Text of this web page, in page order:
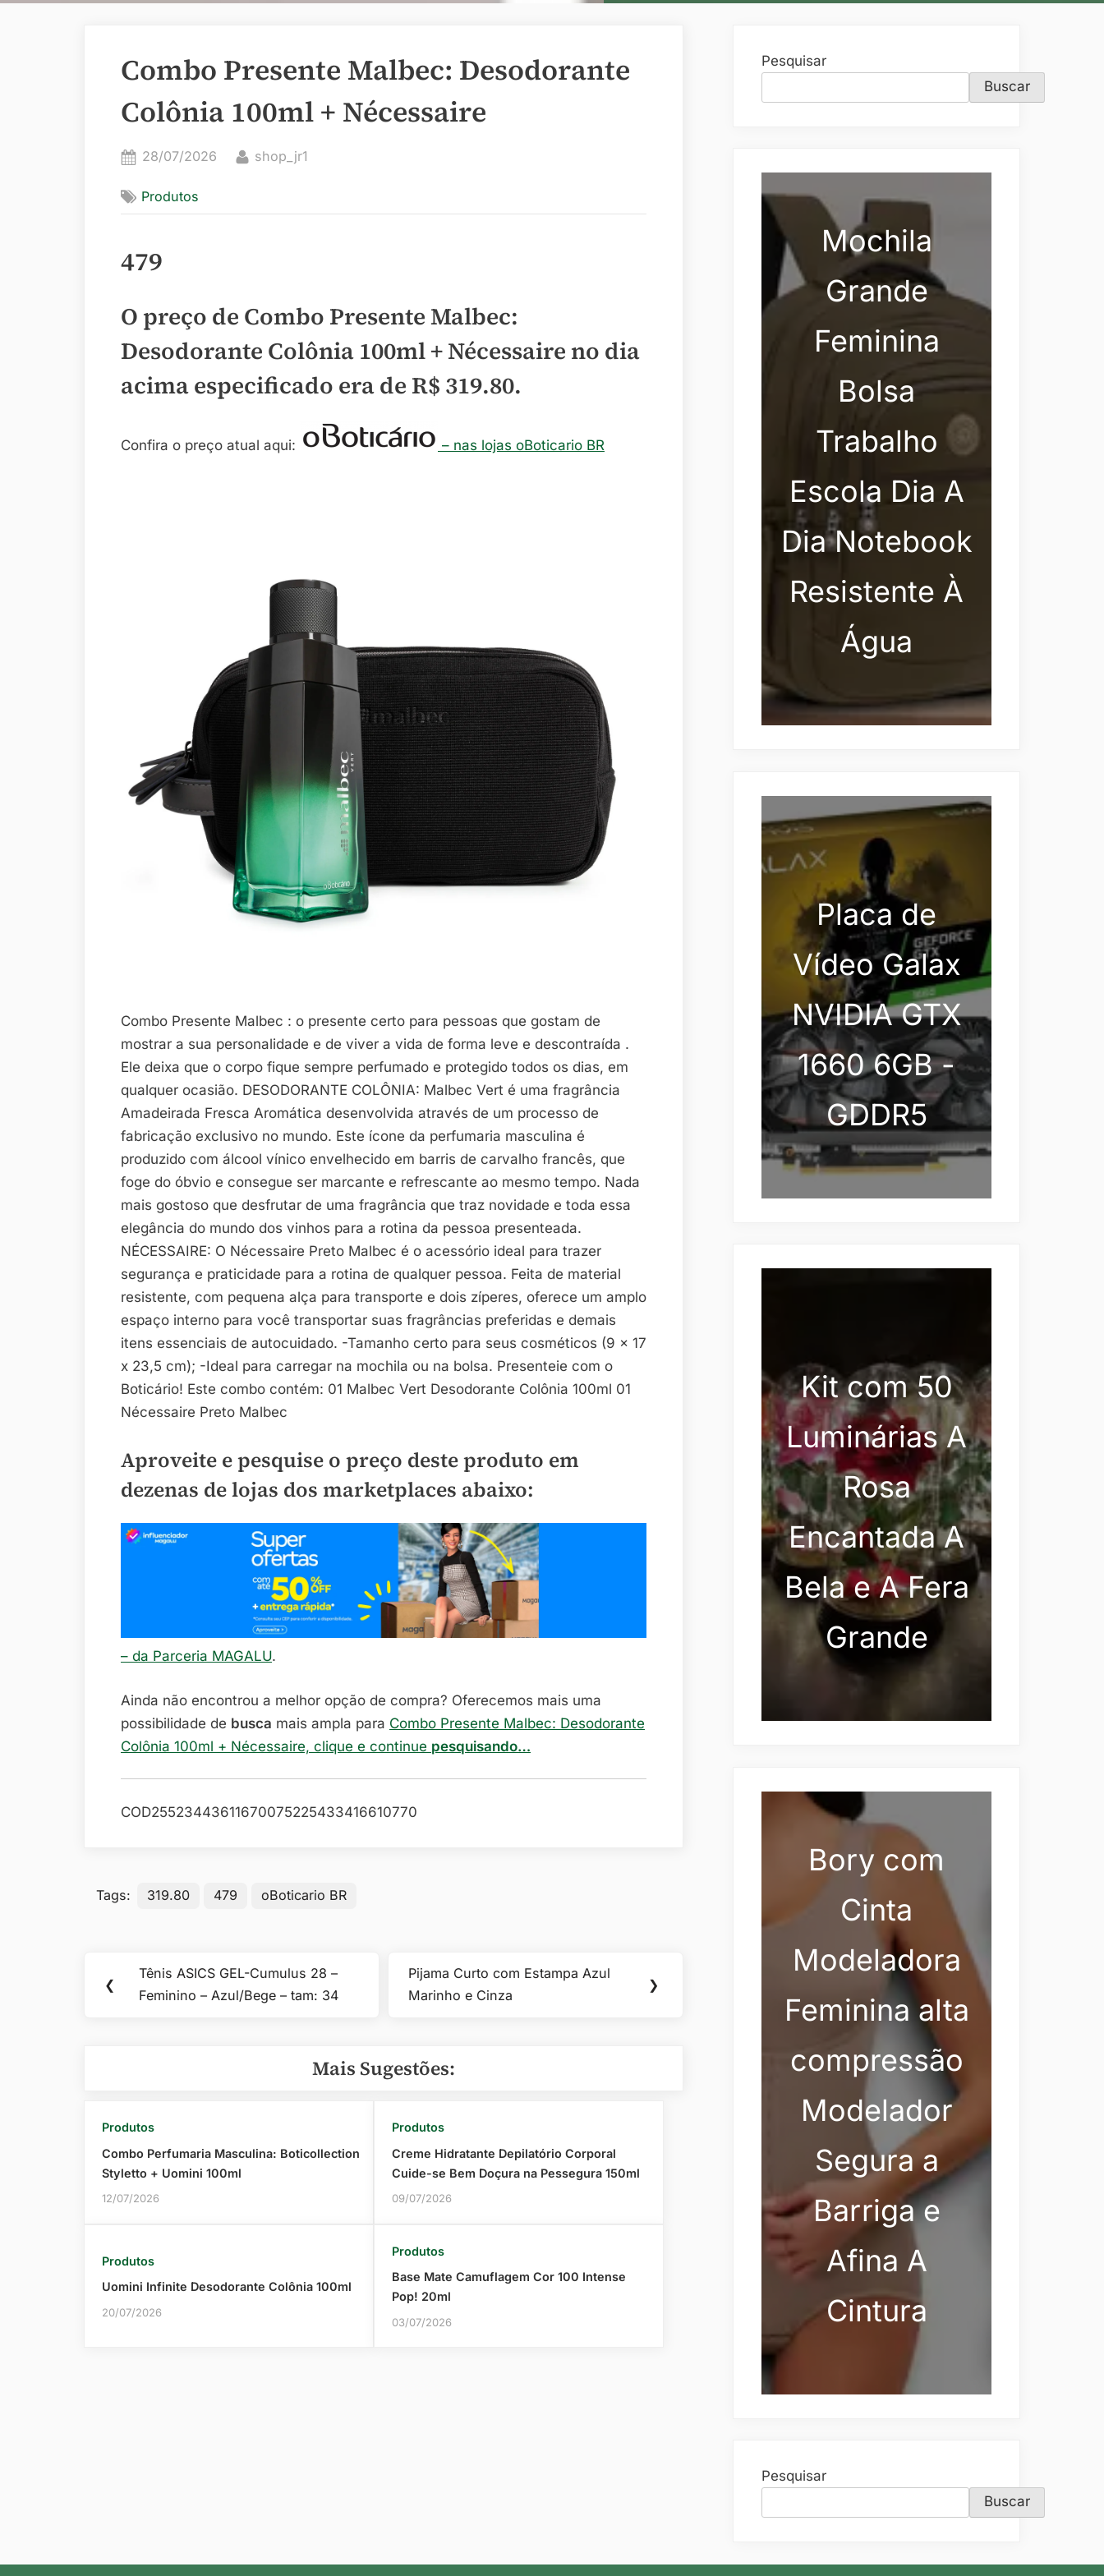
Combo Presente Malbec: Desodorante
Colônia 100ml + Nécessaire
Posted
28/07/2026 By
shop_jr1
Produtos
479
O preço de Combo Presente Malbec:
Desodorante Colônia 100ml + Nécessaire no dia
acima especificado era de R$ 319.80.
Confira o preço atual aqui: – nas lojas oBoticario BR
Combo Presente Malbec : o presente certo para pessoas que gostam de
mostrar a sua personalidade e de viver a vida de forma leve e descontraída .
Ele deixa que o corpo fique sempre perfumado e protegido todos os dias, em
qualquer ocasião. DESODORANTE COLÔNIA: Malbec Vert é uma fragrância
Amadeirada Fresca Aromática desenvolvida através de um processo de
fabricação exclusivo no mundo. Este ícone da perfumaria masculina é
produzido com álcool vínico envelhecido em barris de carvalho francês, que
foge do óbvio e consegue ser marcante e refrescante ao mesmo tempo. Nada
mais gostoso que desfrutar de uma fragrância que traz novidade e toda essa
elegância do mundo dos vinhos para a rotina da pessoa presenteada.
NÉCESSAIRE: O Nécessaire Preto Malbec é o acessório ideal para trazer
segurança e praticidade para a rotina de qualquer pessoa. Feita de material
resistente, com pequena alça para transporte e dois zíperes, oferece um amplo
espaço interno para você transportar suas fragrâncias preferidas e demais
itens essenciais de autocuidado. -Tamanho certo para seus cosméticos (9 x 17
x 23,5 cm); -Ideal para carregar na mochila ou na bolsa. Presenteie com o
Boticário! Este combo contém: 01 Malbec Vert Desodorante Colônia 100ml 01
Nécessaire Preto Malbec
Aproveite e pesquise o preço deste produto em
dezenas de lojas dos marketplaces abaixo:
– da Parceria MAGALU.
Ainda não encontrou a melhor opção de compra? Oferecemos mais uma
possibilidade de busca mais ampla para Combo Presente Malbec: Desodorante
Colônia 100ml + Nécessaire, clique e continue pesquisando…
COD25523443611670075225433416610770
Tags: 319.80 479 oBoticario BR
Navegação
de
❮
Previous
Post:
Tênis ASICS GEL-Cumulus 28 –
Feminino – Azul/Bege – tam: 34
Next
Post:
Pijama Curto com Estampa Azul
Marinho e Cinza
❯
Mais Sugestões:
Produtos
Combo Perfumaria Masculina: Boticollection
Styletto + Uomini 100ml
12/07/2026
Produtos
Creme Hidratante Depilatório Corporal
Cuide-se Bem Doçura na Pessegura 150ml
09/07/2026
Produtos
Uomini Infinite Desodorante Colônia 100ml
20/07/2026
Produtos
Base Mate Camuflagem Cor 100 Intense
Pop! 20ml
03/07/2026
Pesquisar
Buscar
Mochila
Grande
Feminina
Bolsa
Trabalho
Escola Dia A
Dia Notebook
Resistente À
Água
Placa de
Vídeo Galax
NVIDIA GTX
1660 6GB -
GDDR5
Kit com 50
Luminárias A
Rosa
Encantada A
Bela e A Fera
Grande
Bory com
Cinta
Modeladora
Feminina alta
compressão
Modelador
Segura a
Barriga e
Afina A
Cintura
Pesquisar
Buscar